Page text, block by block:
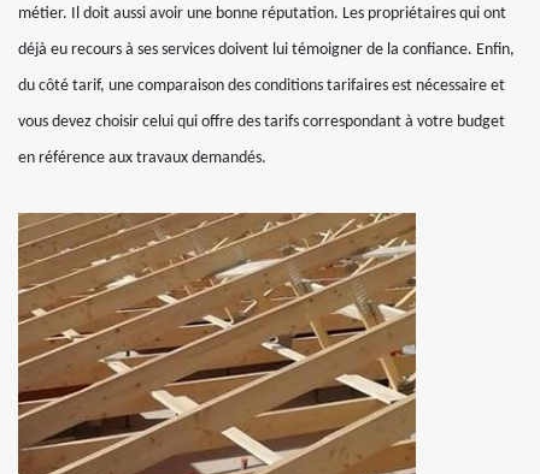
métier. Il doit aussi avoir une bonne réputation. Les propriétaires qui ont
déjà eu recours à ses services doivent lui témoigner de la confiance. Enfin,
du côté tarif, une comparaison des conditions tarifaires est nécessaire et
vous devez choisir celui qui offre des tarifs correspondant à votre budget
en référence aux travaux demandés.